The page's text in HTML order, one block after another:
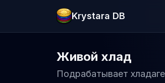
Krystara DB
Живой хлад
Подрабатывает